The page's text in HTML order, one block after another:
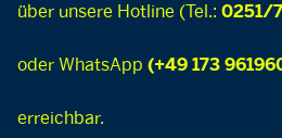
über unsere Hotline (Tel.: 0251/
oder WhatsApp (+49 173
erreichbar.